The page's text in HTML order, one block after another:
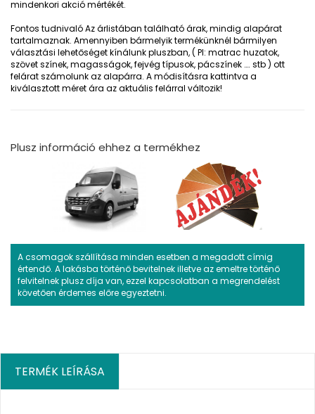
mindenkori akció mértékét.
Fontos tudnivalóAz árlistában található árak, mindig alapárat
tartalmaznak. Amennyiben bármelyik termékünknél bármilyen
választási lehetőséget kínálunk pluszban, ( Pl: matrac huzatok,
szövet színek, magasságok, fejvég típusok, pácszínek …. stb ) ott
felárat számolunk az alapárra. A módisításra kattintva a
kiválasztott méret ára az aktuális felárral változik!
Plusz információ ehhez a termékhez
A csomagok szállítása minden esetben a megadott címig
értendő. A lakásba történő bevitelnek illetve az emeltre történő
felvitelnek plusz díja van, ezzel kapcsolatban a megrendelést
követően érdemes előre egyeztetni.
TERMÉK LEÍRÁSA